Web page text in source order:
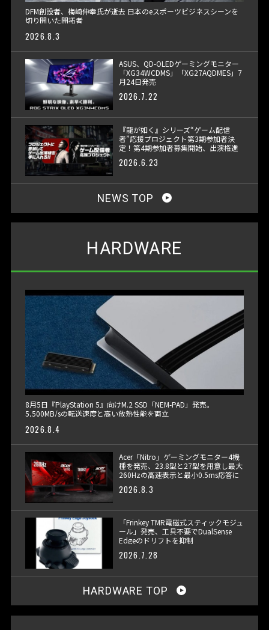
DFM創設者、梅崎伸幸氏が逝去 日本のeスポーツビジネスシーンを
切り開いた開拓者
2026.8.3
ASUS、QD-OLEDゲーミングモニター
「XG34WCDMS」「XG27AQDMES」7
月24日発売
2026.7.22
『龍が如く』シリーズ“ゲーム配信
者”応援プロジェクト第3期参加者決
定！第4期参加者募集開始、出演権進
2026.6.23
NEWS TOP
HARDWARE
8月5日『PlayStation 5』向けM.2 SSD「NEM-PAD」発売。
5,500MB/sの転送速度と高い放熱性能を両立
2026.8.4
Acer「Nitro」ゲーミングモニター4機
種を発売、23.8型と27型を用意し最大
260Hzの高速表示と最小0.5ms応答に
2026.8.3
「Frinkey TMR電磁式スティックモジュ
ール」発売、工具不要でDualSense
Edgeのドリフトを抑制
2026.7.28
HARDWARE TOP